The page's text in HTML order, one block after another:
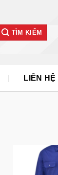
TÌM KIẾM
LIÊN HỆ